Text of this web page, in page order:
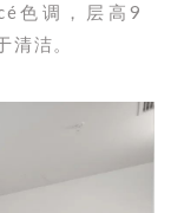
色调，层高9
清洁。